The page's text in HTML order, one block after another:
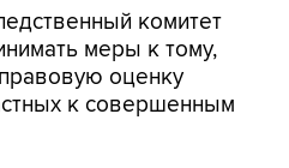
комитет
меры к тому,
оценку
к совершенным